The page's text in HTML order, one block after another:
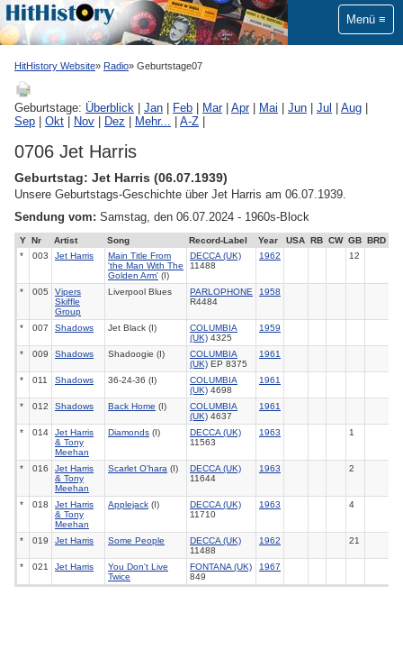
Menü
HitHistory Website Radio Geburtstage07
Geburtstage: Überblick Jan Feb Mar| Apr| Mai Jun Jul Aug
Sep
Okt Nov Dez Mehr... A-Z
0706 Jet Harris
Geburtstag: Jet Harris (06.07.1939)
Unsere Geburtstags-Geschichte über Jet Harris am 06.07.1939.
Sendung vom: Samstag, den 06.07.2024 - 1960s-Block
Y Nr Artist Song Record-Label Year USA RB CW GB
BRD
*
003 Jet Harris
Main Title From
'the Man With The
Golden Arm' (I)
DECCA (UK)
11488
1962 12
* 005
Vipers
Skiffle
Group
Liverpool Blues
PARLOPHONE
R4484
1958
* 007 Shadows Jet Black (I)
COLUMBIA
(UK) 4325
1959
* 009 Shadows Shadoogie (I)
COLUMBIA
(UK) EP 8375
1961
* 011 Shadows 36-24-36 (I)
COLUMBIA
(UK) 4698
1961
* 012 Shadows Back Home (I)
COLUMBIA
(UK) 4637
1961
* 014
Jet Harris
& Tony
Meehan
Diamonds (I)
DECCA (UK)
11563
1963 1
* 016
Jet Harris
& Tony
Meehan
Scarlet O'hara (I)
DECCA (UK)
11644
1963 2
* 018
Jet Harris
& Tony
Meehan
Applejack (I)
DECCA (UK)
11710
1963 4
* 019 Jet Harris Some People
DECCA (UK)
11488
1962 21
* 021 Jet Harris
You Don't Live
Twice
FONTANA (UK)
849
1967